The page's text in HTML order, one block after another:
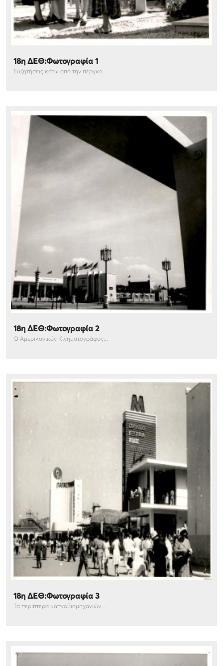
18η ΔΕΘ:Φωτογραφία 1
Συζητήσεις κάτω από την πέργκο...
18η ΔΕΘ:Φωτογραφία 2
Ο Αμερικανικός Κινηματογράφος...
18η ΔΕΘ:Φωτογραφία 3
Τα περίπτερα καπνοβιομηχανιών ...